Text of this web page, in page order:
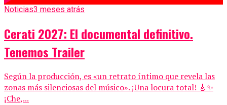
Noticias3 meses atrás
Cerati 2027: El documental definitivo.
Tenemos Trailer
Según la producción, es «un retrato íntimo que revela las
zonas más silenciosas del músico». ¡Una locura total! 🎸✨
¡Che,...